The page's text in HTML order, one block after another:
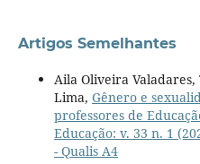
Artigos Semelhantes
Aila Oliveira
Lima, Gênero e
professores de
Educação: v. 33 n. 1
- Qualis A4